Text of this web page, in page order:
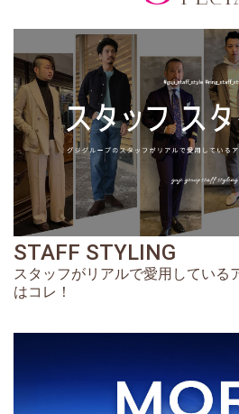
STAFF STYLING
スタッフがリアルで愛用している
はコレ！